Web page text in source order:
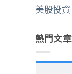
力
完
中
美股投資
熱門文章